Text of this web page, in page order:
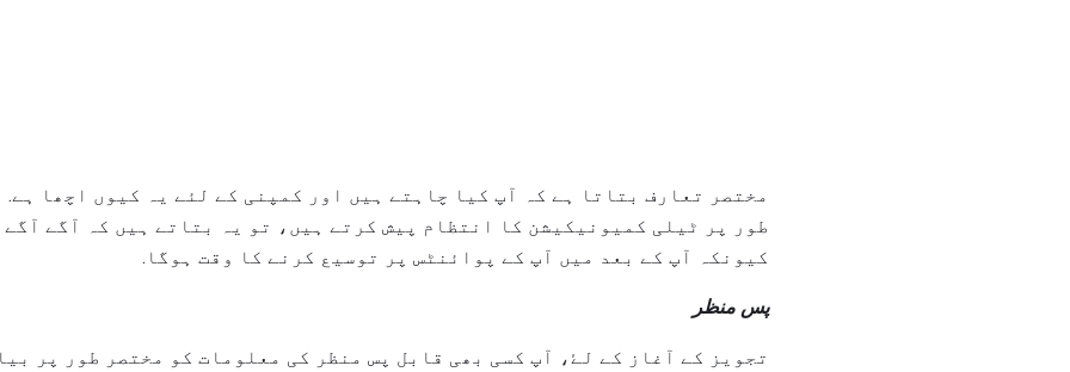
مختصر تعارف بتاتا ہے کہ آپ کیا چاہتے ہیں اور کمپنی کے لئے یہ کیوں اچھا ہے.
طور پر ٹیلی کمیونیکیشن کا انتظام پیش کرتے ہیں، تو یہ بتاتے ہیں کہ آگے آگے
کیونکہ آپ کے بعد میں آپ کے پوائنٹس پر توسیع کرنے کا وقت ہوگا.
پس منظر
تجویز کے آغاز کے لۓ، آپ کسی بھی قابل پس منظر کی معلومات کو مختصر طور پر